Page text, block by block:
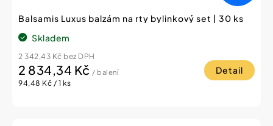
Balsamis Luxus balzám na rty bylinkový set | 30 ks
Skladem
2 342,43 Kč bez DPH
2 834,34 Kč / balení
Měrná
94,48 Kč / 1 ks
Detail